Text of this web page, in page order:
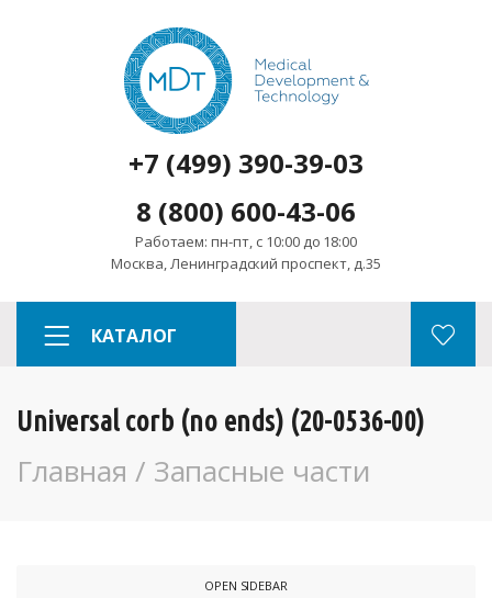
+7 (499) 390-39-03
8 (800) 600-43-06
Работаем: пн-пт, с 10:00 до 18:00
Москва, Ленинградский проспект, д.35
КАТАЛОГ
Universal corb (no ends) (20-0536-00)
Главная / Запасные части
OPEN SIDEBAR